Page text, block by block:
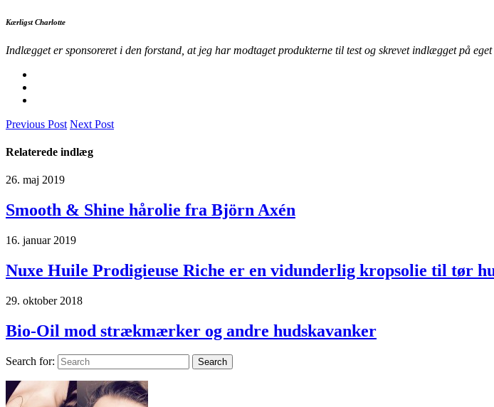
Kærligst Charlotte
Indlægget er sponsoreret i den forstand, at jeg har modtaget produkterne til test og skrevet indlægget på
Previous Post Next Post
Relaterede indlæg
26. maj 2019
Smooth & Shine hårolie fra Björn Axén
16. januar 2019
Nuxe Huile Prodigieuse Riche er en vidunderlig kropsolie til tør
29. oktober 2018
Bio-Oil mod strækmærker og andre hudskavanker
Search for: Search